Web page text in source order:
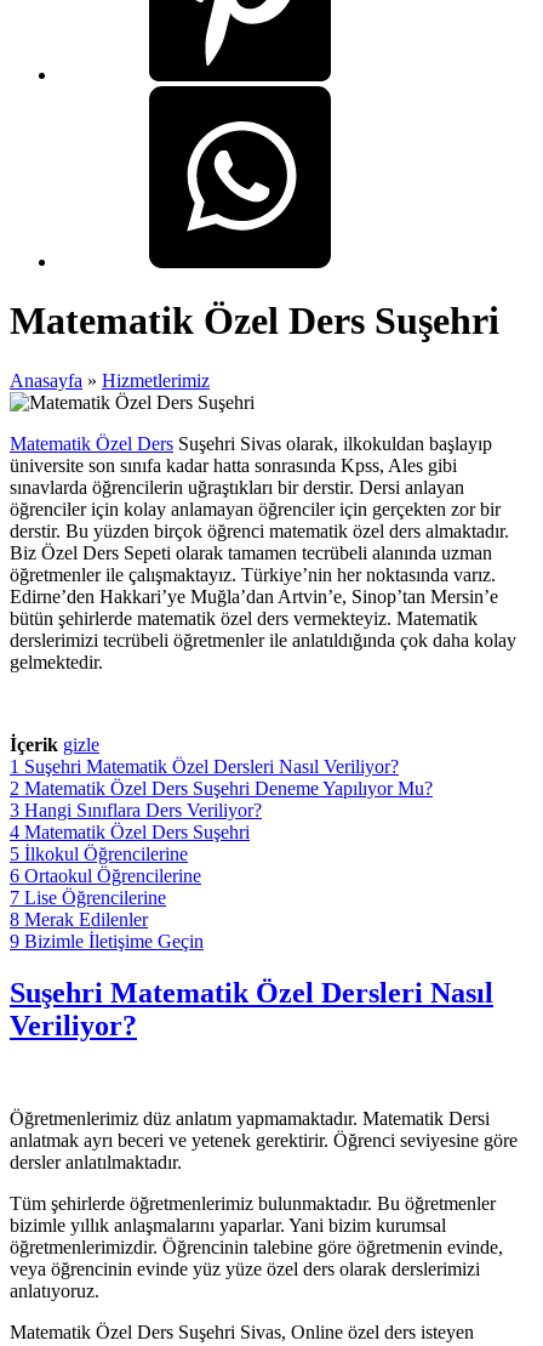
Matematik Özel Ders Suşehri
Anasayfa » Hizmetlerimiz
Matematik Özel Ders Suşehri Sivas olarak, ilkokuldan başlayıp
üniversite son sınıfa kadar hatta sonrasında Kpss, Ales gibi
sınavlarda öğrencilerin uğraştıkları bir derstir. Dersi anlayan
öğrenciler için kolay anlamayan öğrenciler için gerçekten zor bir
derstir. Bu yüzden birçok öğrenci matematik özel ders almaktadır.
Biz Özel Ders Sepeti olarak tamamen tecrübeli alanında uzman
öğretmenler ile çalışmaktayız. Türkiye’nin her noktasında varız.
Edirne’den Hakkari’ye Muğla’dan Artvin’e, Sinop’tan Mersin’e
bütün şehirlerde matematik özel ders vermekteyiz. Matematik
derslerimizi tecrübeli öğretmenler ile anlatıldığında çok daha kolay
gelmektedir.
İçerik gizle
1 Suşehri Matematik Özel Dersleri Nasıl Veriliyor?
2 Matematik Özel Ders Suşehri Deneme Yapılıyor Mu?
3 Hangi Sınıflara Ders Veriliyor?
4 Matematik Özel Ders Suşehri
5 İlkokul Öğrencilerine
6 Ortaokul Öğrencilerine
7 Lise Öğrencilerine
8 Merak Edilenler
9 Bizimle İletişime Geçin
Suşehri Matematik Özel Dersleri Nasıl
Veriliyor?
Öğretmenlerimiz düz anlatım yapmamaktadır. Matematik Dersi
anlatmak ayrı beceri ve yetenek gerektirir. Öğrenci seviyesine göre
dersler anlatılmaktadır.
Tüm şehirlerde öğretmenlerimiz bulunmaktadır. Bu öğretmenler
bizimle yıllık anlaşmalarını yaparlar. Yani bizim kurumsal
öğretmenlerimizdir. Öğrencinin talebine göre öğretmenin evinde,
veya öğrencinin evinde yüz yüze özel ders olarak derslerimizi
anlatıyoruz.
Matematik Özel Ders Suşehri Sivas, Online özel ders isteyen